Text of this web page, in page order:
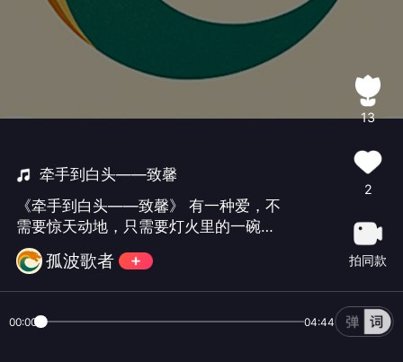
牵手到白头——致馨
《牵手到白头——致馨》 有一种爱，不
需要惊天动地，只需要灯火里的一碗
饭、窗前花影里的一个眼神，和无数个
平凡夜晚里不曾松开的那只手。 今天是
馨的生日。你在远方，我在这里，用一
话，都藏进了每一句歌词、每一寸旋
孤波歌者
13
2
拍同款
00:00 04:44